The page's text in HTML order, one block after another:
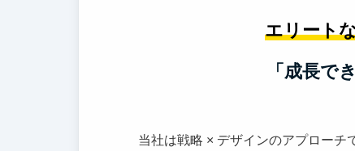
エリート
「成長で
当社は戦略 × デザインのアプローチ